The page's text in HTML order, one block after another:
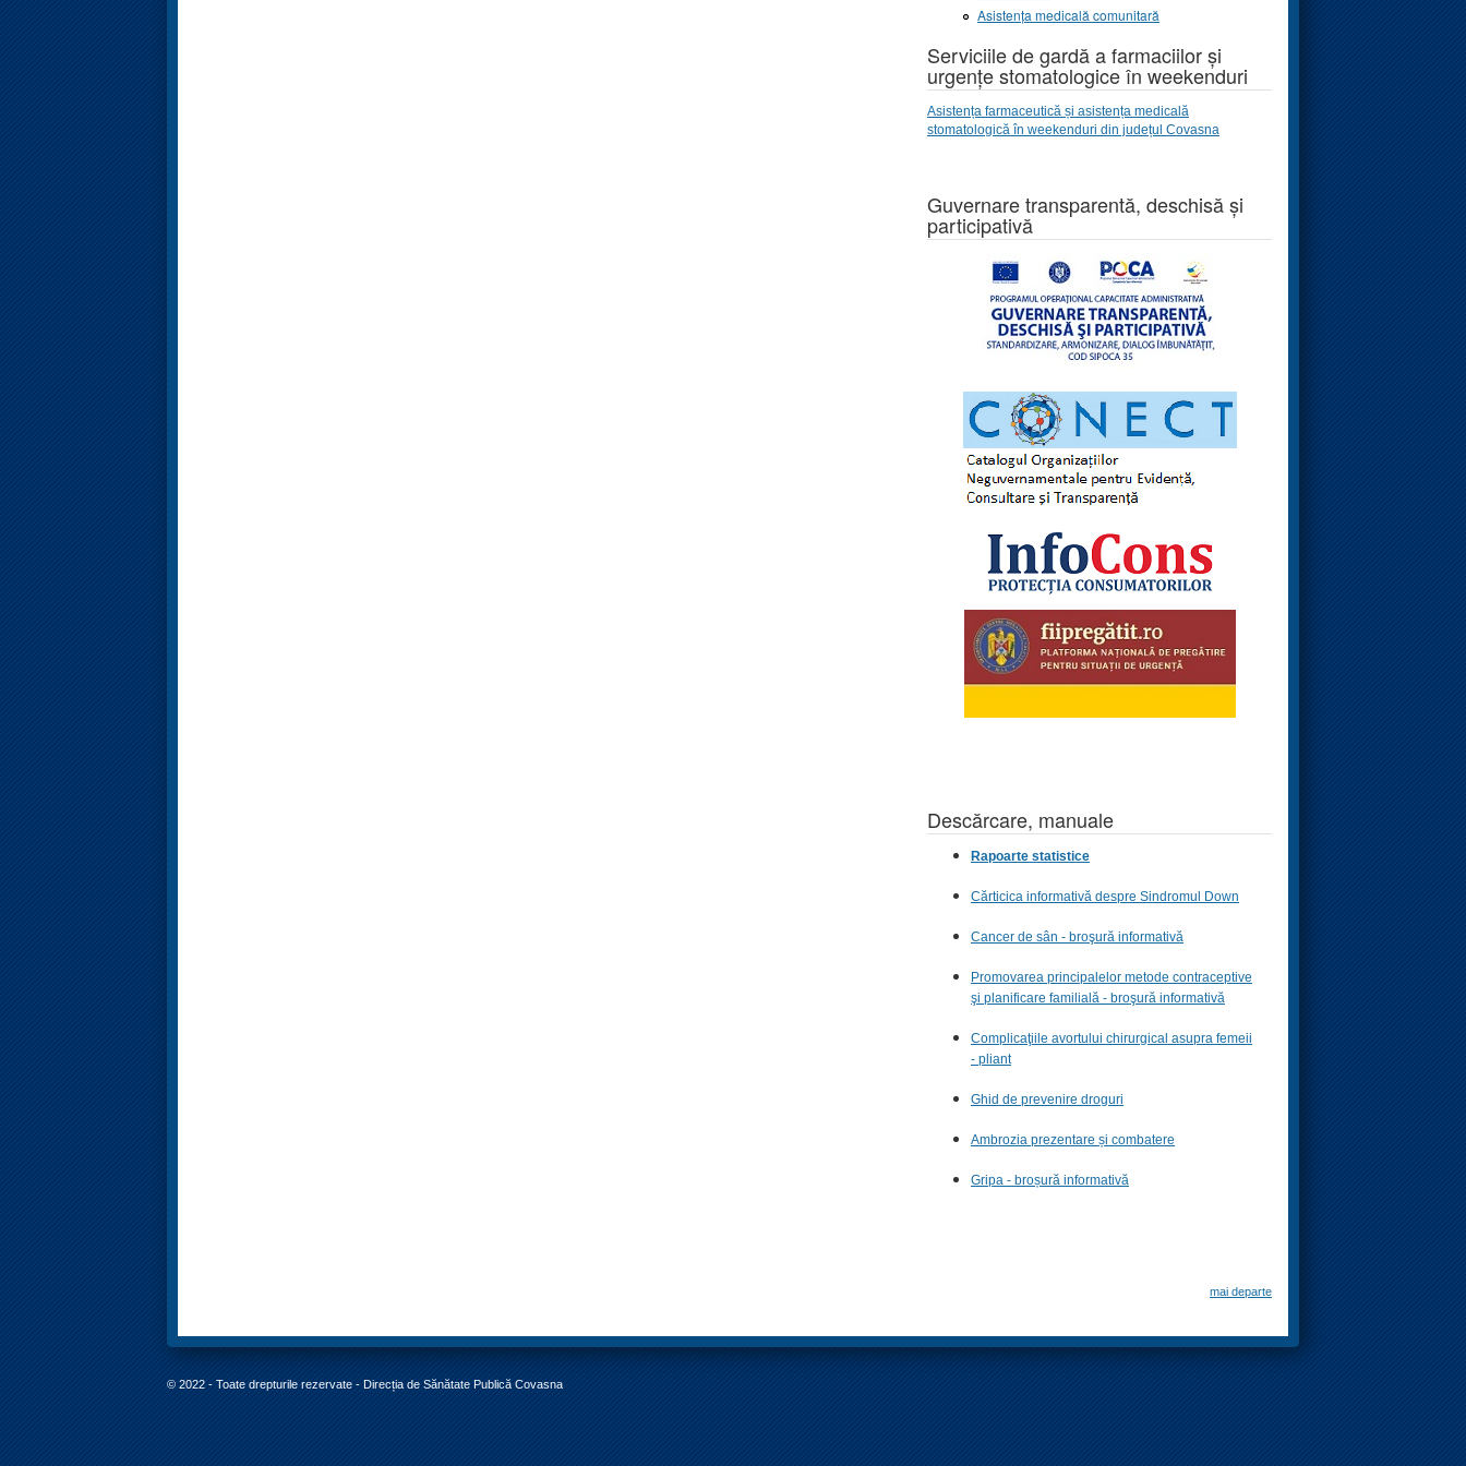
Asistența medicală comunitară
Serviciile de gardă a farmaciilor și
urgențe stomatologice în weekenduri
Asistența farmaceutică și asistența medicală
stomatologică în weekenduri din județul Covasna
Guvernare transparentă, deschisă și
participativă
Descărcare, manuale
Rapoarte statistice
Cărticica informativă despre Sindromul Down
Cancer de sân - broşură informativă
Promovarea principalelor metode contraceptive
şi planificare familială - broşură informativă
Complicaţiile avortului chirurgical asupra femeii
- pliant
Ghid de prevenire droguri
Ambrozia prezentare și combatere
Gripa - broșură informativă
mai departe
© 2022 - Toate drepturile rezervate - Direcția de Sănătate Publică Covasna